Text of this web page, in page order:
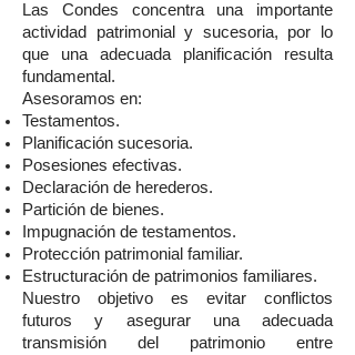
Las Condes concentra una importante
actividad patrimonial y sucesoria, por lo
que una adecuada planificación resulta
fundamental.
Asesoramos en:
Testamentos.
Planificación sucesoria.
Posesiones efectivas.
Declaración de herederos.
Partición de bienes.
Impugnación de testamentos.
Protección patrimonial familiar.
Estructuración de patrimonios familiares.
Nuestro objetivo es evitar conflictos
futuros y asegurar una adecuada
transmisión del patrimonio entre